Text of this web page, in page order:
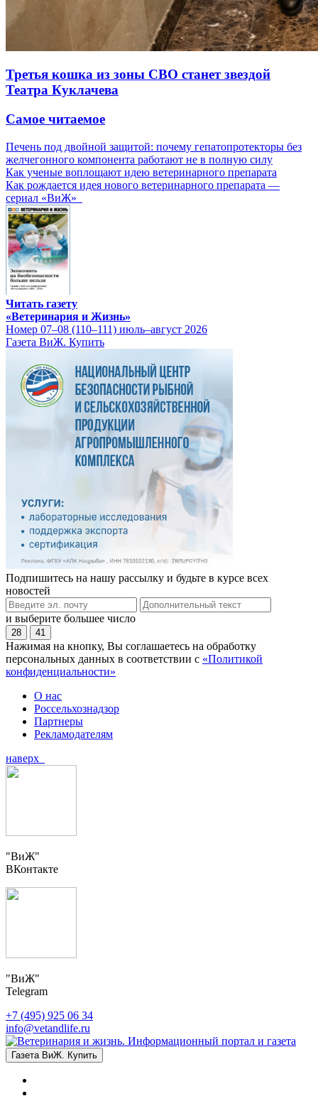
Третья кошка из зоны СВО станет звездой
Театра Куклачева
Самое читаемое
Печень под двойной защитой: почему гепатопротекторы без
желчегонного компонента работают не в полную силу
Как ученые воплощают идею ветеринарного препарата
Как рождается идея нового ветеринарного препарата —
сериал «ВиЖ»
Читать газету
«Ветеринария и Жизнь»
Номер 07–08 (110–111) июль–август 2026
Газета ВиЖ. Купить
Подпишитесь на нашу рассылку и будьте в курсе всех
новостей
и выберите большее число
28 41
Нажимая на кнопку, Вы соглашаетесь на обработку
персональных данных в соответствии с «Политикой
конфиденциальности»
О нас
Россельхознадзор
Партнеры
Рекламодателям
наверх
"ВиЖ"
ВКонтакте
"ВиЖ"
Telegram
+7 (495) 925 06 34
info@vetandlife.ru
Газета ВиЖ. Купить